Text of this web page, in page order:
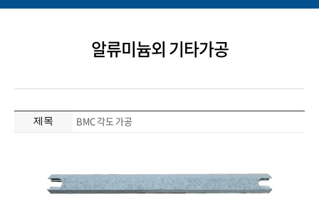
알류미늄외 기타가공
제목 BMC 각도 가공